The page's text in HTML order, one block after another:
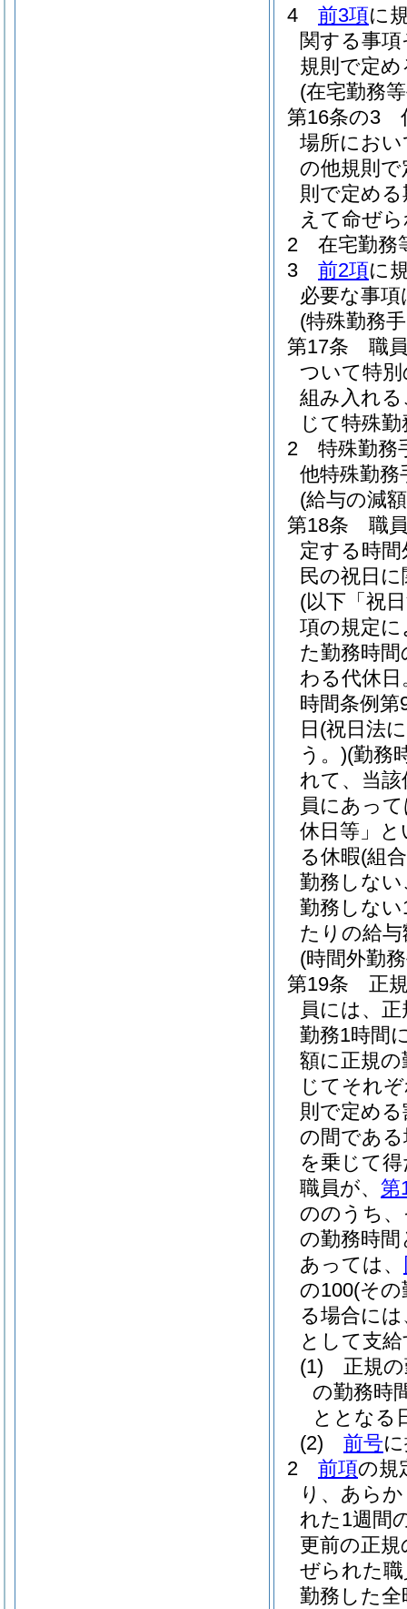
4
前3項に
関する事
規則で定め
(在宅勤務
第16条の3
場所にお
の他規則
則で定め
えて命ぜ
2
在宅勤務
3
前2項に
必要な事
(特殊勤務
第17条
職
ついて特
組み入れ
じて特殊
2
特殊勤務
他特殊勤
(給与の減
第18条
職
定する時
民の祝日
(以下「祝
項の規定
た勤務時
わる代休
時間条例
日 (祝日法
う。)(勤務
れて、当
員にあっ
休日等」と
る休暇(組
勤務しな
勤務しな
たりの給
(時間外勤
第19条
正
員には、
勤務1時間
額に正規
じてそれ
則で定める
の間であ
を乗じて
職員が、 第
ののうち
の勤務時
あっては、
の100(その
る場合に
として支
(1)
正規
の勤務時
ととなる
(2)
前号
2
前項の規
り、あら
れた1週間
更前の正
ぜられた
勤務した全